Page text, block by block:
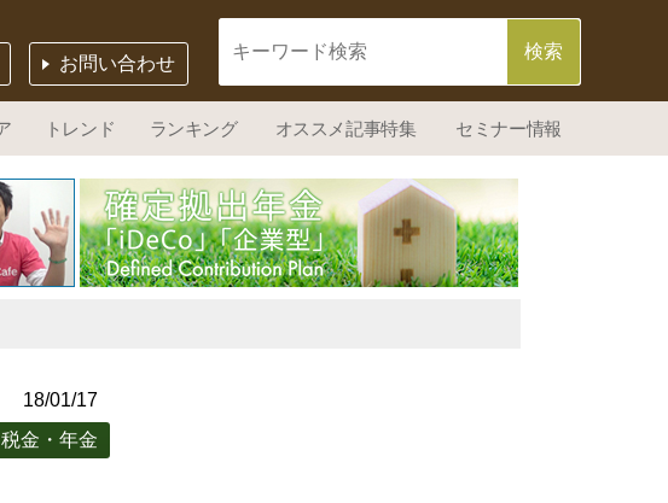
お問い合わせ
トレンド ランキング オススメ記事特集 セミナー情報
18/01/17
金・年金